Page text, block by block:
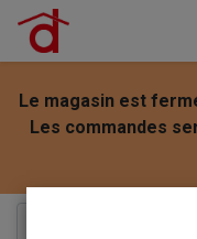
Le magasin est
Les commandes